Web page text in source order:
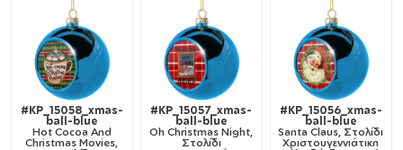
#KP_15058_xmas-
ball-blue
Hot Cocoa And
Christmas Movies,
#KP_15057_xmas-
ball-blue
Oh Christmas Night,
Στολίδι
#KP_15056_xmas-
ball-blue
Santa Claus, Στολίδι
Χριστουγεννιάτικη